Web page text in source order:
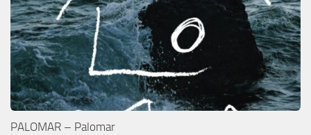
PALOMAR – Palomar